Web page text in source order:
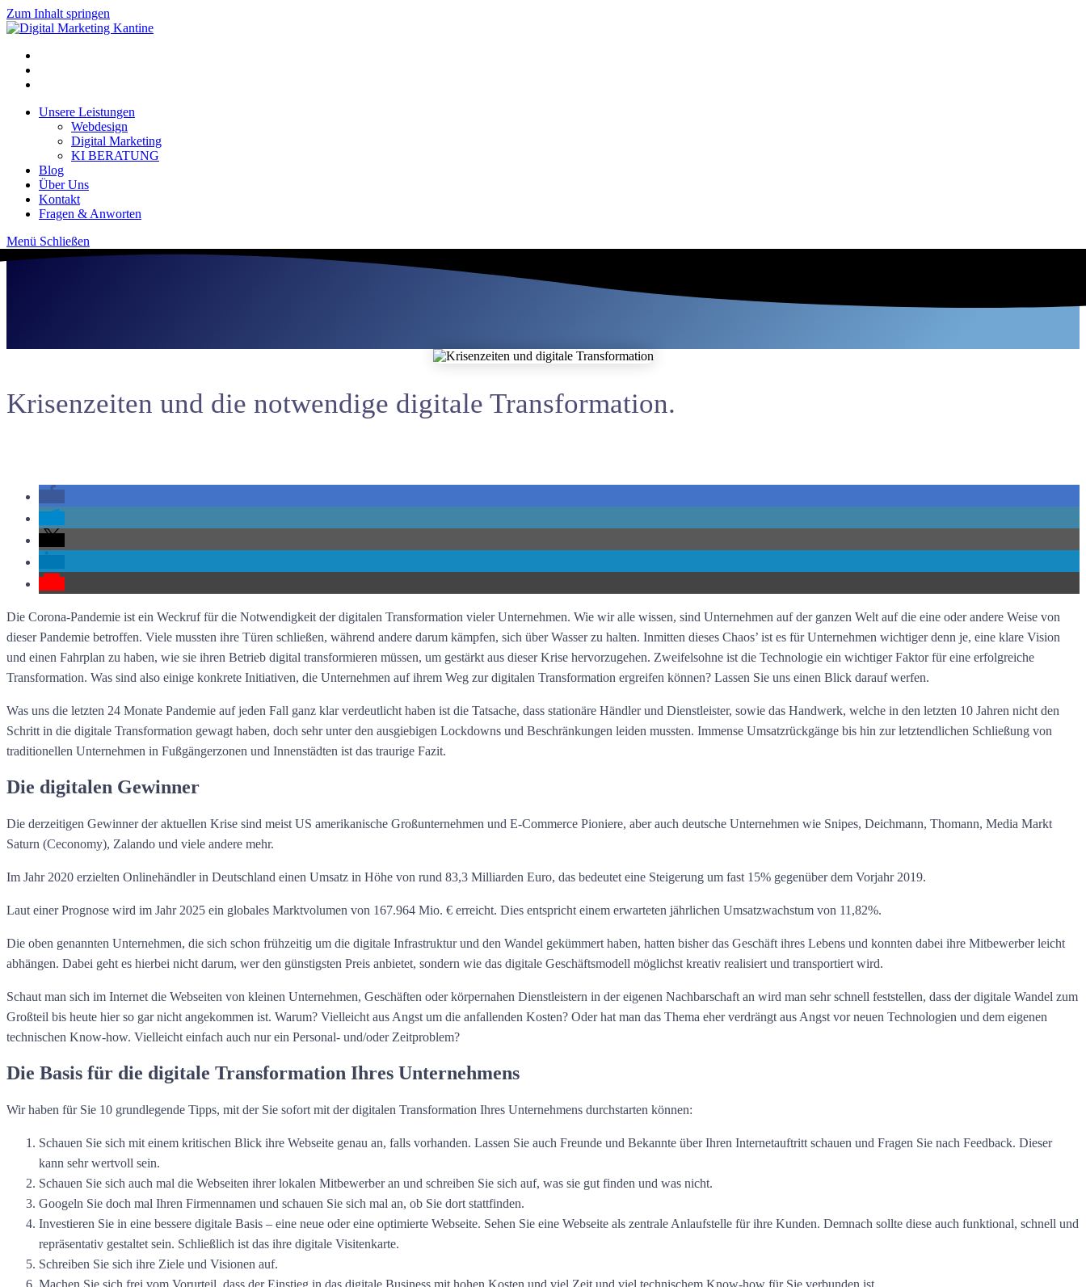
Zum Inhalt springen
Unsere Leistungen
Webdesign
Digital Marketing
KI BERATUNG
Blog
Über Uns
Kontakt
Fragen & Anworten
Menü Schließen
Krisenzeiten und die notwendige digitale Transformation.
Die Corona-Pandemie ist ein Weckruf für die Notwendigkeit der digitalen Transformation vieler Unternehmen. Wie wir alle wissen, sind Unternehmen auf der ganzen Welt auf die eine oder andere Weise von
dieser Pandemie betroffen. Viele mussten ihre Türen schließen, während andere darum kämpfen, sich über Wasser zu halten. Inmitten dieses Chaos’ ist es für Unternehmen wichtiger denn je, eine klare Vision
und einen Fahrplan zu haben, wie sie ihren Betrieb digital transformieren müssen, um gestärkt aus dieser Krise hervorzugehen. Zweifelsohne ist die Technologie ein wichtiger Faktor für eine erfolgreiche
Transformation. Was sind also einige konkrete Initiativen, die Unternehmen auf ihrem Weg zur digitalen Transformation ergreifen können? Lassen Sie uns einen Blick darauf werfen.
Was uns die letzten 24 Monate Pandemie auf jeden Fall ganz klar verdeutlicht haben ist die Tatsache, dass stationäre Händler und Dienstleister, sowie das Handwerk, welche in den letzten 10 Jahren nicht den
Schritt in die digitale Transformation gewagt haben, doch sehr unter den ausgiebigen Lockdowns und Beschränkungen leiden mussten. Immense Umsatzrückgänge bis hin zur letztendlichen Schließung von
traditionellen Unternehmen in Fußgängerzonen und Innenstädten ist das traurige Fazit.
Die digitalen Gewinner
Die derzeitigen Gewinner der aktuellen Krise sind meist US amerikanische Großunternehmen und E-Commerce Pioniere, aber auch deutsche Unternehmen wie Snipes, Deichmann, Thomann, Media Markt
Saturn (Ceconomy), Zalando und viele andere mehr.
Im Jahr 2020 erzielten Onlinehändler in Deutschland einen Umsatz in Höhe von rund 83,3 Milliarden Euro, das bedeutet eine Steigerung um fast 15% gegenüber dem Vorjahr 2019.
Laut einer Prognose wird im Jahr 2025 ein globales Marktvolumen von 167.964 Mio. € erreicht. Dies entspricht einem erwarteten jährlichen Umsatzwachstum von 11,82%.
Die oben genannten Unternehmen, die sich schon frühzeitig um die digitale Infrastruktur und den Wandel gekümmert haben, hatten bisher das Geschäft ihres Lebens und konnten dabei ihre Mitbewerber leicht
abhängen. Dabei geht es hierbei nicht darum, wer den günstigsten Preis anbietet, sondern wie das digitale Geschäftsmodell möglichst kreativ realisiert und transportiert wird.
Schaut man sich im Internet die Webseiten von kleinen Unternehmen, Geschäften oder körpernahen Dienstleistern in der eigenen Nachbarschaft an wird man sehr schnell feststellen, dass der digitale Wandel zum
Großteil bis heute hier so gar nicht angekommen ist. Warum? Vielleicht aus Angst um die anfallenden Kosten? Oder hat man das Thema eher verdrängt aus Angst vor neuen Technologien und dem eigenen
technischen Know-how. Vielleicht einfach auch nur ein Personal- und/oder Zeitproblem?
Die Basis für die digitale Transformation Ihres Unternehmens
Wir haben für Sie 10 grundlegende Tipps, mit der Sie sofort mit der digitalen Transformation Ihres Unternehmens durchstarten können:
Schauen Sie sich mit einem kritischen Blick ihre Webseite genau an, falls vorhanden. Lassen Sie auch Freunde und Bekannte über Ihren Internetauftritt schauen und Fragen Sie nach Feedback. Dieser
kann sehr wertvoll sein.
Schauen Sie sich auch mal die Webseiten ihrer lokalen Mitbewerber an und schreiben Sie sich auf, was sie gut finden und was nicht.
Googeln Sie doch mal Ihren Firmennamen und schauen Sie sich mal an, ob Sie dort stattfinden.
Investieren Sie in eine bessere digitale Basis – eine neue oder eine optimierte Webseite. Sehen Sie eine Webseite als zentrale Anlaufstelle für ihre Kunden. Demnach sollte diese auch funktional, schnell und
repräsentativ gestaltet sein. Schließlich ist das ihre digitale Visitenkarte.
Schreiben Sie sich ihre Ziele und Visionen auf.
Machen Sie sich frei vom Vorurteil, dass der Einstieg in das digitale Business mit hohen Kosten und viel Zeit und viel technischem Know-how für Sie verbunden ist.